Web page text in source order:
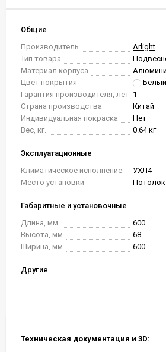
Общие
Производитель
Arlight
Тип товара
Материал корпуса
Цвет покрытия
Белый
Гарантия производителя, лет 1
Страна производства
Китай
Индивидуальная покраска
Нет
Вес, кг.
0.64 кг
Эксплуатационные
Климатическое исполнение
УХЛ4
Место установки
Потолок
Габаритные и установочные
Длина, мм
600
Высота, мм
68
Ширина, мм
600
Другие
Техническая документация и 3D: